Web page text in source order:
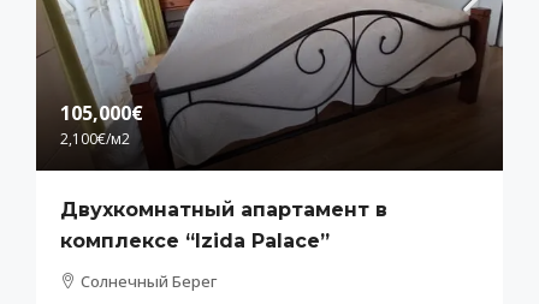
105,000€
2,100€/м2
Двухкомнатный апартамент в
комплексе “Izida Palace”
Солнечный Берег